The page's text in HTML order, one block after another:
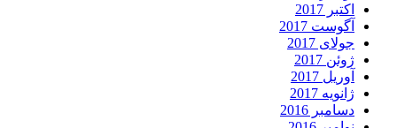
اکتبر 2017
آگوست 2017
جولای 2017
ژوئن 2017
آوریل 2017
ژانویه 2017
دسامبر 2016